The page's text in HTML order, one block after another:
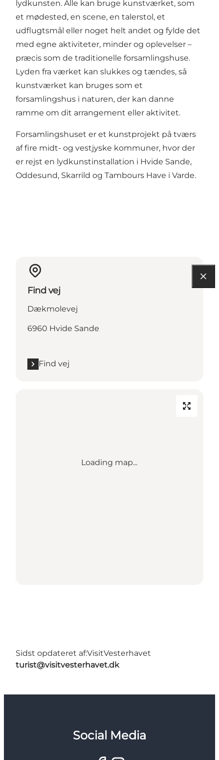
lydkunsten. Alle kan bruge kunstværket, som
et mødested, en scene, en talerstol, et
udflugtsmål eller noget helt andet og fylde det
med egne aktiviteter, minder og oplevelser –
præcis som de traditionelle forsamlingshuse.
Lyden fra værket kan slukkes og tændes, så
kunstværket kan bruges som et
forsamlingshus i naturen, der kan danne
ramme om dit arrangement eller aktivitet.
Forsamlingshuset er et kunstprojekt på tværs
af fire midt- og vestjyske kommuner, hvor der
er rejst en lydkunstinstallation i Hvide Sande,
Oddesund, Skarrild og Tambours Have i Varde.
Find vej
Dækmolevej
6960 Hvide Sande
Find vej
Loading map...
Sidst opdateret af:VisitVesterhavet
turist@visitvesterhavet.dk
Social Media